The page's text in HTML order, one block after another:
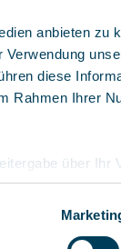
anbieten zu
diese
Rahmen Ihrer
über Ihr
die